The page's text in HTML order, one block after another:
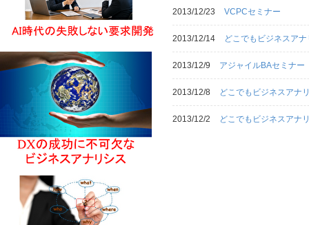
2013/12/23 VCPCセミナー
2013/12/14 どこでもビジネスア
2013/12/9 アジャイルBAセミナ
2013/12/8 どこでもビジネスア
2013/12/2 どこでもビジネスア